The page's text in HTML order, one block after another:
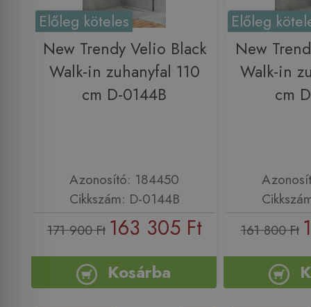
Előleg köteles
New Trendy Velio Black
Walk-in zuhanyfal 110
cm D-0144B
Azonosító: 184450
Cikkszám: D-0144B
171 900 Ft 163 305 Ft
Kosárba
Előleg
New
Walk-in
cm
161 800 Ft